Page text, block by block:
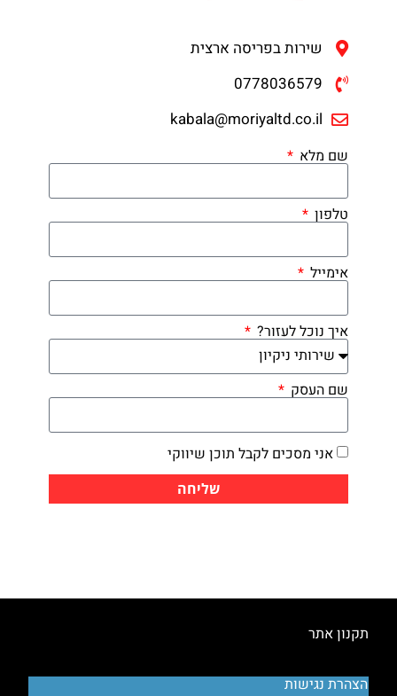
שירות בפריסה ארצית
0778036579
kabala@moriyaltd.co.il
שם מלא
טלפון
אימייל
איך נוכל לעזור?
שם העסק
אני מסכים לקבל תוכן שיווקי
שליחה
תקנון אתר
הצהרת נגישות